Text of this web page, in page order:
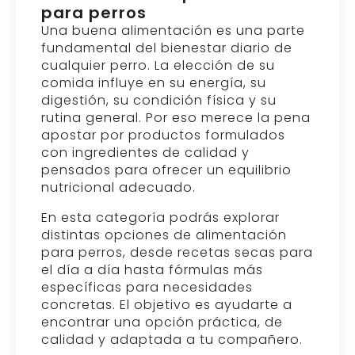
SELECCIONAR OPCIONES
PIENSO PARA PERROS OWNAT